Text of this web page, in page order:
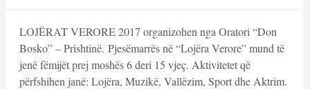
LOJËRAT VERORE 2017 organizohen nga Oratori “Don
Bosko” – Prishtinë. Pjesëmarrës në “Lojëra Verore” mund të
jenë fëmijët prej moshës 6 deri 15 vjeç. Aktivitetet që
përfshihen janë: Lojëra, Muzikë, Vallëzim, Sport dhe Aktrim.